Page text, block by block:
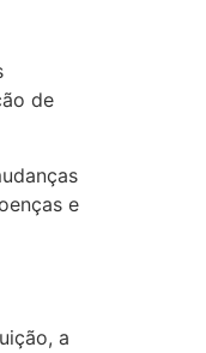
de
e
a